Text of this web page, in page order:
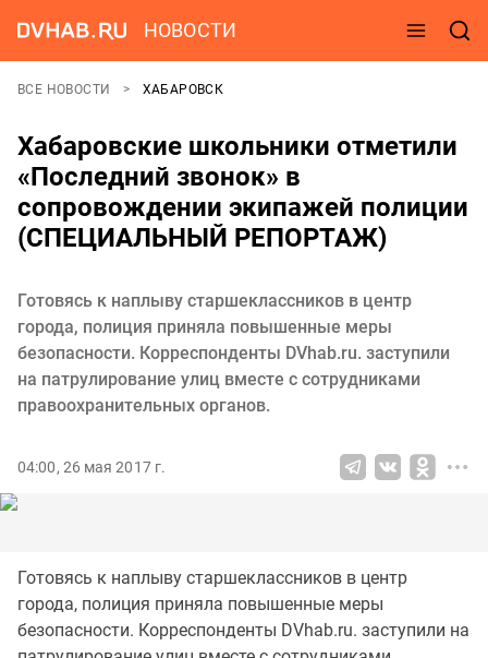
НОВОСТИ
ВСЕ НОВОСТИ ХАБАРОВСК
Хабаровские школьники отметили
«Последний звонок» в
сопровождении экипажей полиции
(СПЕЦИАЛЬНЫЙ РЕПОРТАЖ)
Готовясь к наплыву старшеклассников в центр
города, полиция приняла повышенные меры
безопасности. Корреспонденты DVhab.ru. заступили
на патрулирование улиц вместе с сотрудниками
правоохранительных органов.
04:00, 26 мая 2017 г.
Готовясь к наплыву старшеклассников в центр
города, полиция приняла повышенные меры
безопасности. Корреспонденты DVhab.ru. заступили на